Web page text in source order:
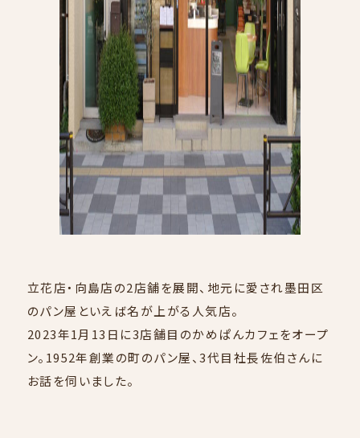
SERVICE
WORKS
立花店・向島店の2店舗を展開、地元に愛され墨田区
のパン屋といえば名が上がる人気店。
2023年1月13日に3店舗目のかめぱんカフェをオープ
ン。1952年創業の町のパン屋、3代目社長佐伯さんに
お話を伺いました。